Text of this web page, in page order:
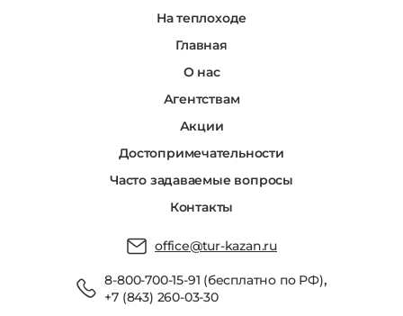
На теплоходе
Главная
О нас
Агентствам
Акции
Достопримечательности
Часто задаваемые вопросы
Контакты
office@tur-kazan.ru
8-800-700-15-91 (бесплатно по РФ),
+7 (843) 260-03-30